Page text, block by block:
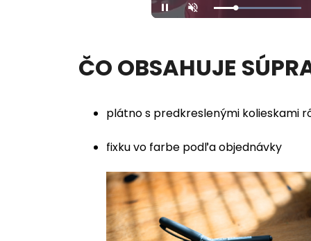
Unmute Loaded:
100.00%
ČO OBSAHUJE
plátno s predkreslenými kolieskami
fixku vo farbe podľa objednávky